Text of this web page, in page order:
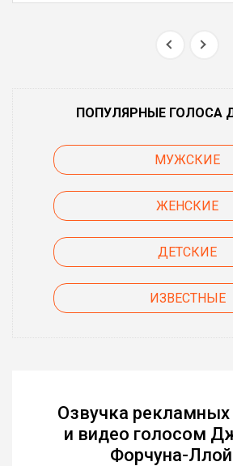
ПОПУЛЯРНЫЕ ГОЛОСА
МУЖСКИЕ
ЖЕНСКИЕ
ДЕТСКИЕ
ИЗВЕСТНЫЕ
Озвучка
и видео голосом
Форчуна-